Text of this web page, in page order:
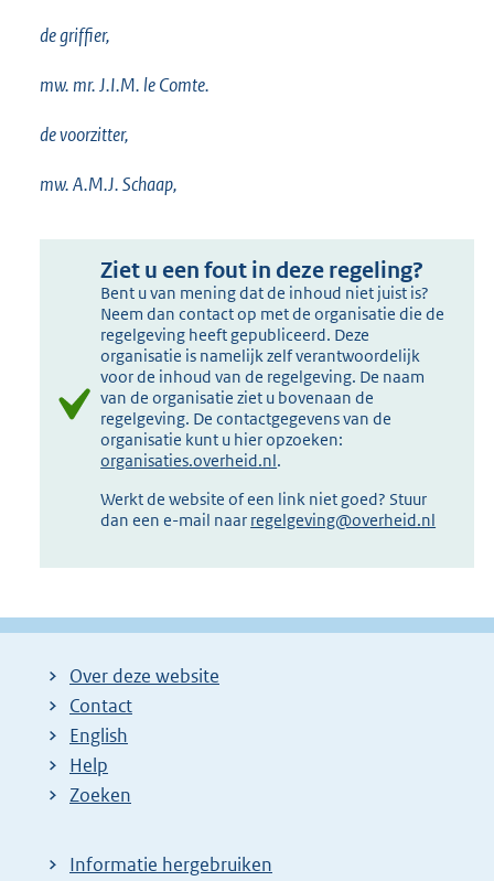
de griffier,
mw. mr. J.I.M. le Comte.
de voorzitter,
mw. A.M.J. Schaap,
Ziet u een fout in deze regeling?
Bent u van mening dat de inhoud niet juist is?
Neem dan contact op met de organisatie die de
regelgeving heeft gepubliceerd. Deze
organisatie is namelijk zelf verantwoordelijk
voor de inhoud van de regelgeving. De naam
van de organisatie ziet u bovenaan de
regelgeving. De contactgegevens van de
organisatie kunt u hier opzoeken:
organisaties.overheid.nl.
Werkt de website of een link niet goed? Stuur
dan een e-mail naar regelgeving@overheid.nl
Over deze website
Contact
English
Help
Zoeken
Informatie hergebruiken